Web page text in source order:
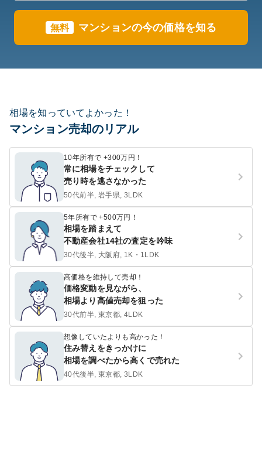
無料 マンションの今の価格を知る
相場を知っていてよかった！
マンション売却のリアル
10年所有で +300万円！
常に相場をチェックして
売り時を逃さなかった
50代前半, 岩手県, 3LDK
5年所有で +500万円！
相場を踏まえて
不動産会社14社の査定を吟味
30代後半, 大阪府, 1K・1LDK
高価格を維持して売却！
価格変動を見ながら、
相場より高値売却を狙った
30代前半, 東京都, 4LDK
想像していたよりも高かった！
住み替えをきっかけに
相場を調べたから高くで売れた
40代後半, 東京都, 3LDK